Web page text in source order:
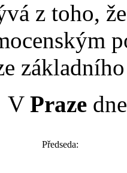
z toho,
V Praze
Předseda: